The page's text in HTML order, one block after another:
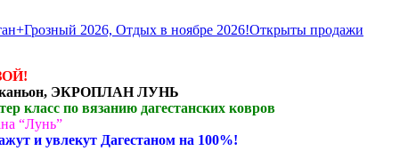
2026, Отдых в ноябре 2026!Открыты продажи
каньон, ЭКРОПЛАН ЛУНЬ
класс по вязанию дагестанских ковров
“Лунь”
и увлекут Дагестаном на 100%!